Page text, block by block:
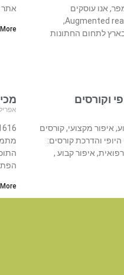
אנו עוסקים
בטכנולוגיה של מציאות רבודה “”Augmented reality,
בארץ לתחום החתונות
אתר
»
וקורסים
קבוע, איפור מקצועי, קורסים
והדרכת קורסים:
איפור קבוע ,
אפריל 23,
»